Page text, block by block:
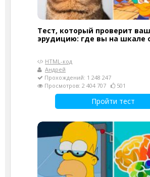
Тест, который проверит
эрудицию: где вы на шкале
HTML-код
Андрей
Прохождений: 1 248 247
Просмотров: 2 404 707
501
Пройти тест